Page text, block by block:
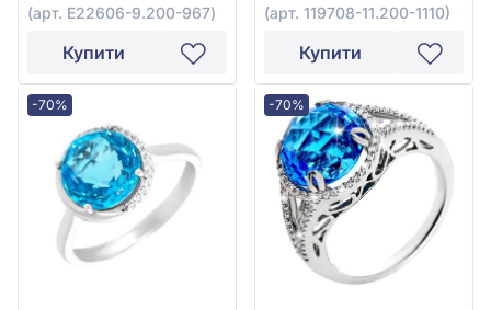
(арт. E22606-9.200-967)
Купити
(арт. 119708-11.200-1110)
Купити
-70% -70%